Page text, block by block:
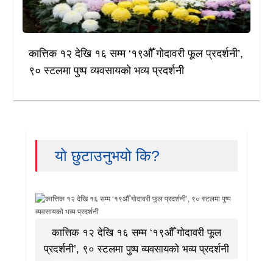
कात्तिक १२ देखि १६ सम्म ‘१९औँ गोदावरी फूल प्रदर्शनी’,
९० स्टलमा पुष्प व्यवसायको भव्य प्रदर्शनी
यो छुटाउनुभयो कि?
कात्तिक १२ देखि १६ सम्म ‘१९औँ गोदावरी फूल
प्रदर्शनी’, ९० स्टलमा पुष्प व्यवसायको भव्य प्रदर्शनी